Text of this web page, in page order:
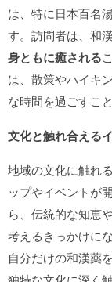
は、特に日本百名
す。訪問者は、和
身ともに癒される
は、散策やハイキ
な時間を過ごすこ
文化と触れ合える
地域の文化に触れ
ップやイベントが
ら、伝統的な知恵
考えるきっかけに
自分だけの和漢薬